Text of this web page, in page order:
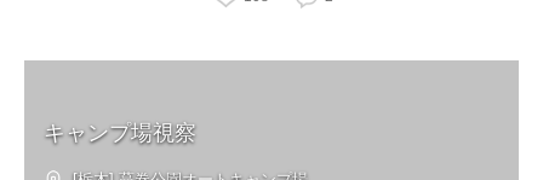
キャンプ場視察